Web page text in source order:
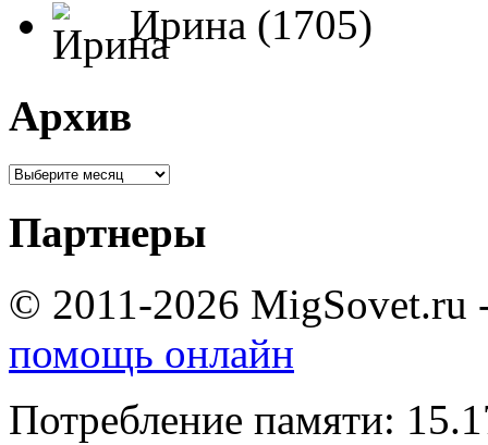
Ирина (1705)
Архив
Партнеры
© 2011-2026 MigSovet.ru
помощь онлайн
Потребление памяти: